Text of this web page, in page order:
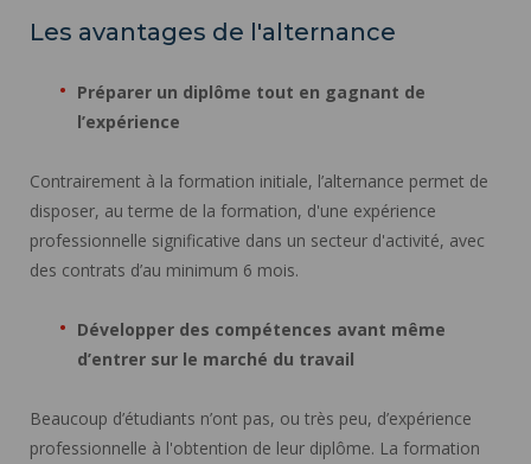
Les avantages de l'alternance
Préparer un diplôme tout en gagnant de
l’expérience
Contrairement à la formation initiale, l’alternance permet de
disposer, au terme de la formation, d'une expérience
professionnelle significative dans un secteur d'activité, avec
des contrats d’au minimum 6 mois.
Développer des compétences avant même
d’entrer sur le marché du travail
Beaucoup d’étudiants n’ont pas, ou très peu, d’expérience
professionnelle à l'obtention de leur diplôme. La formation